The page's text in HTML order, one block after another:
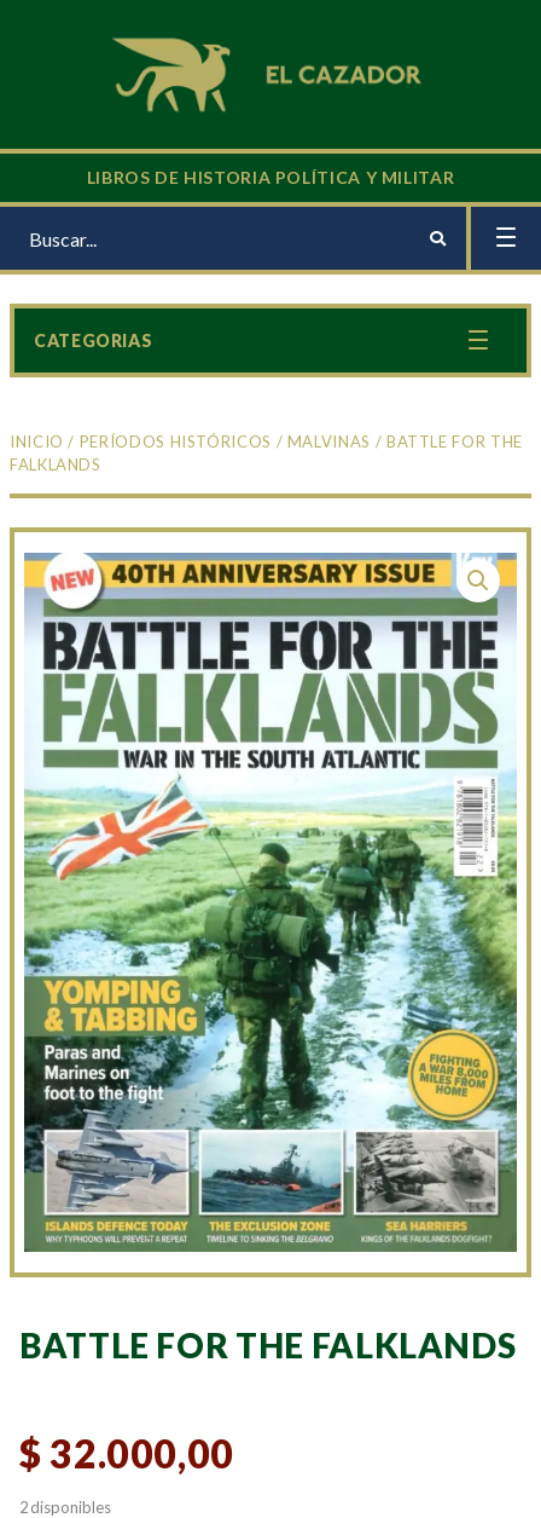
LIBROS DE HISTORIA POLÍTICA Y MILITAR
INICIO / PERÍODOS HISTÓRICOS / MALVINAS / BATTLE FOR THE
FALKLANDS
BATTLE FOR THE FALKLANDS
$ 32.000,00
2 disponibles
CATEGORIAS